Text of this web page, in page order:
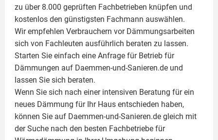
zu über 8.000 geprüften Fachbetrieben knüpfen und
kostenlos den günstigsten Fachmann auswählen.
Wir empfehlen Verbrauchern vor Dämmungsarbeiten
sich von Fachleuten ausführlich beraten zu lassen.
Starten Sie einfach eine Anfrage für Betrieb für
Dämmungen auf Daemmen-und-Sanieren.de und
lassen Sie sich beraten.
Wenn Sie sich nach einer intensiven Beratung für ein
neues Dämmung für Ihr Haus entschieden haben,
können Sie auf Daemmen-und-Sanieren.de gleich mit
der Suche nach den besten Fachbetriebe für